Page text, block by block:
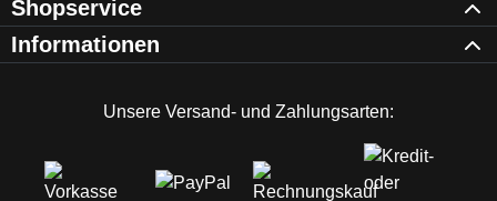
Shopservice
Informationen
Unsere Versand- und Zahlungsarten: